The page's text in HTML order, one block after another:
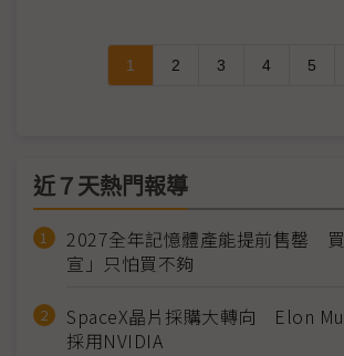
1 2 3 4 5
近７天熱門報導
2027全年記憶體產能提前售罄
宣」只怕買不夠
SpaceX晶片採購大轉向 Elon
採用NVIDIA